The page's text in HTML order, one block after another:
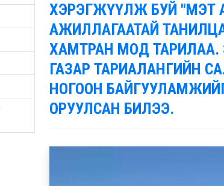
ХЭРЭГЖҮҮЛЖ БУЙ "МЭТ
АЖИЛЛАГААТАЙ
ХАМТРАН МОД
ГАЗАР ТАРИАЛАНГИЙН
НОГООН
ОРУУЛСАН БИЛЭЭ.